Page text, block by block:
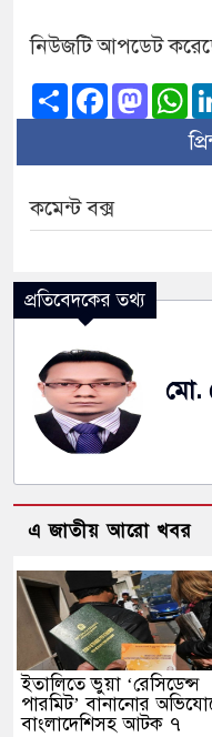
নিউজটি আপডেট
ShareFacebook
কমেন্ট বক্স
প্রতিবেদকের তথ্য
মো.
এ জাতীয় আরো খবর
ইতালিতে ভুয়া ‘রেসিডেন্স
পারমিট’ বানানোর
বাংলাদেশিসহ আটক ৭